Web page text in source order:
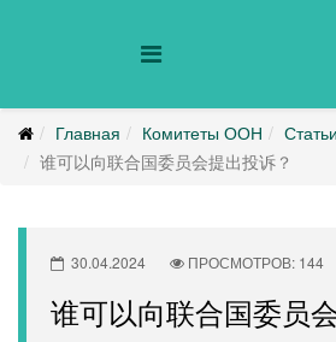
Главная Комитеты ООН
Статьи
谁可以向联合国委员会提出投诉？
30.04.2024 ПРОСМОТРОВ: 144
谁可以向联合国委员